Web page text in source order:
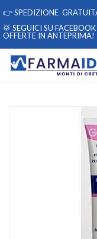
👉SPEDIZIONE
🥁 SEGUICI SU FACEBOOK
OFFERTE IN ANTEPRIMA!